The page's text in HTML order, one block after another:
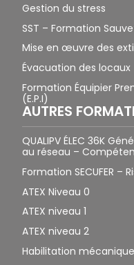
Gestion du stress
SST – Formation
Mise en œuvre des
Évacuation des locaux
Formation Équipier
(E.P.I)
AUTRES
QUALIPV ÉLEC 36K
au réseau –
Formation SECUFER –
ATEX Niveau 0
ATEX niveau 1
ATEX niveau 2
Habilitation